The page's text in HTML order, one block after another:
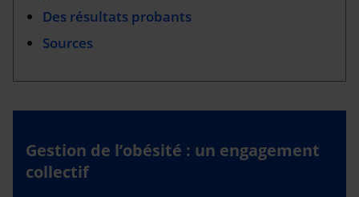
Des résultats probants
Sources
Gestion de l’obésité : un engagement
collectif